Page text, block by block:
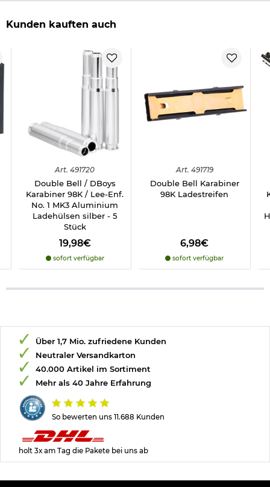
Kunden kauften auch
Art. 491720
Double Bell / DBoys
Karabiner 98K / Lee-Enf.
No. 1 MK3 Aluminium
Ladehülsen silber - 5
Stück
19,98€
sofort verfügbar
Art. 491719
Double Bell Karabiner
98K Ladestreifen
6,98€
sofort verfügbar
So bewerten uns 11.688 Kunden
Über 1,7 Mio. zufriedene Kunden
Neutraler Versandkarton
40.000 Artikel im Sortiment
Mehr als 40 Jahre Erfahrung
holt 3x am Tag die Pakete bei uns ab